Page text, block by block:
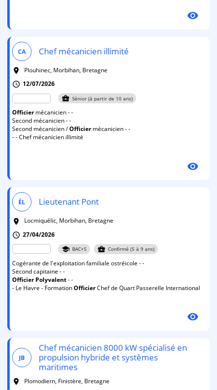
visibility
CA Chef mécanicien illimité
room
Plouhinec, Morbihan, Bretagne
schedule 12/07/2026
business_center Sénior (à partir de 10 ans)
Officiermécanicien - -
Second mécanicien - -
Second mécanicien /Officiermécanicien - -
- - Chef mécanicien illimité
visibility
ÉL Lieutenant Pont
room
Locmiquélic, Morbihan, Bretagne
schedule 27/04/2026
school BAC+5 business_center Confirmé (5 à 9 ans)
Cogérante de l'exploitation familiale ostréicole - -
Second capitaine - -
Officier Polyvalent- -
- Le Havre - FormationOfficierChef de Quart Passerelle International
visibility
JB
Chef mécanicien 8000 kW spécialisé en
propulsion hybride et systèmes
maritimes
room
Plomodiern, Finistère, Bretagne